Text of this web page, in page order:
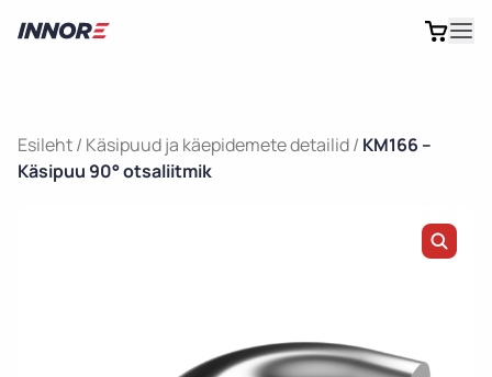
Esileht/ Käsipuud ja käepidemete detailid/ KM166 –
Käsipuu 90° otsaliitmik